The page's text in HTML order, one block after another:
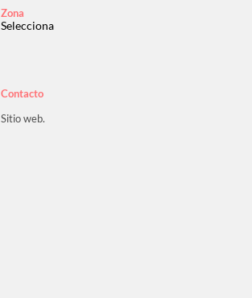
Zona
Selecciona
Contacto
Sitio web.